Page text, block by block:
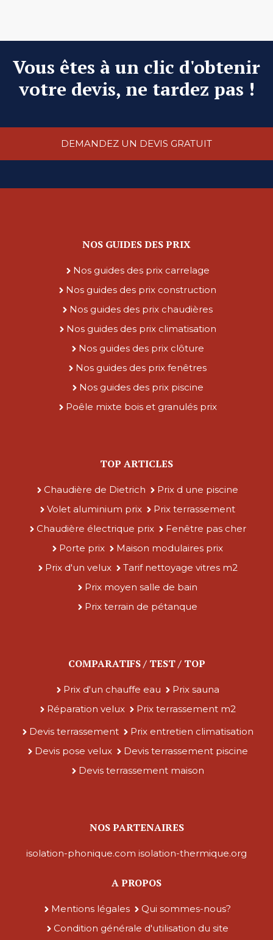
Vous êtes à un clic d'obtenir
votre devis, ne tardez pas !
DEMANDEZ UN DEVIS GRATUIT
NOS GUIDES DES PRIX
Nos guides des prix carrelage
Nos guides des prix construction
Nos guides des prix chaudières
Nos guides des prix climatisation
Nos guides des prix clôture
Nos guides des prix fenêtres
Nos guides des prix piscine
Poêle mixte bois et granulés prix
TOP ARTICLES
Chaudière de Dietrich
Prix d une piscine
Volet aluminium prix
Prix terrassement
Chaudière électrique prix
Fenêtre pas cher
Porte prix
Maison modulaires prix
Prix d'un velux
Tarif nettoyage vitres m2
Prix moyen salle de bain
Prix terrain de pétanque
COMPARATIFS / TEST / TOP
Prix d'un chauffe eau
Prix sauna
Réparation velux
Prix terrassement m2
Devis terrassement
Prix entretien climatisation
Devis pose velux
Devis terrassement piscine
Devis terrassement maison
NOS PARTENAIRES
isolation-phonique.com isolation-thermique.org
A PROPOS
Mentions légales
Qui sommes-nous?
Condition générale d'utilisation du site